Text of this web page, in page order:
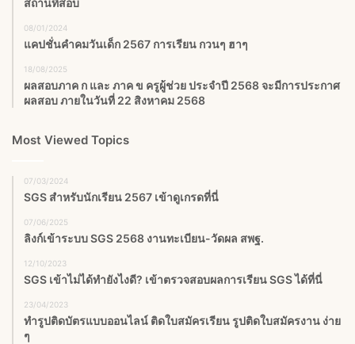
สถานที่สอบ
08/01/2024
แคปชั่นคำคมวันเด็ก 2567 การเรียน กวนๆ ฮาๆ
18/08/2025
ผลสอบภาค ก และ ภาค ข ครูผู้ช่วย ประจำปี 2568 จะมีการประกาศ
ผลสอบ ภายในวันที่ 22 สิงหาคม 2568
Most Viewed Topics
07/03/2024
SGS สําหรับนักเรียน 2567 เข้าดูเกรดที่นี่
07/06/2025
ลิงก์เข้าระบบ SGS 2568 งานทะเบียน-วัดผล สพฐ.
12/10/2023
SGS เข้าไม่ได้ทำยังไงดี? เข้าตรวจสอบผลการเรียน SGS ได้ที่นี่
23/04/2023
ทำรูปติดบัตรแบบออนไลน์ ติดใบสมัครเรียน รูปติดใบสมัครงาน ง่าย
ๆ